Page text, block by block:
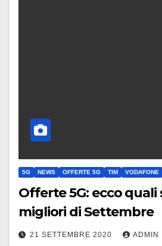
5G NEWS OFFERTE 5G TIM VODAFONE
Offerte 5G: ecco quali
migliori di Settembre
21 SETTEMBRE 2020 ADMIN